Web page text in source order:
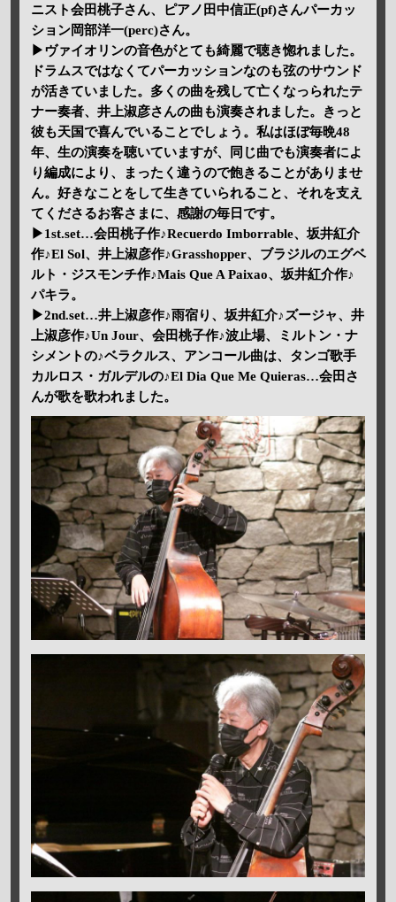
ニスト会田桃子さん、ピアノ田中信正(pf)さんパーカッ
ション岡部洋一(perc)さん。
▶ヴァイオリンの音色がとても綺麗で聴き惚れました。
ドラムスではなくてパーカッションなのも弦のサウンド
が活きていました。多くの曲を残して亡くなっられたテ
ナー奏者、井上淑彦さんの曲も演奏されました。きっと
彼も天国で喜んでいることでしょう。私はほぼ毎晩48
年、生の演奏を聴いていますが、同じ曲でも演奏者によ
り編成により、まったく違うので飽きることがありませ
ん。好きなことをして生きていられること、それを支え
てくださるお客さまに、感謝の毎日です。
▶1st.set…会田桃子作♪Recuerdo Imborrable、坂井紅介
作♪El Sol、井上淑彦作♪Grasshopper、ブラジルのエグベ
ルト・ジスモンチ作♪Mais Que A Paixao、坂井紅介作♪
パキラ。
▶2nd.set…井上淑彦作♪雨宿り、坂井紅介♪ズージャ、井
上淑彦作♪Un Jour、会田桃子作♪波止場、ミルトン・ナ
シメントの♪ベラクルス、アンコール曲は、タンゴ歌手
カルロス・ガルデルの♪El Dia Que Me Quieras…会田さ
んが歌を歌われました。